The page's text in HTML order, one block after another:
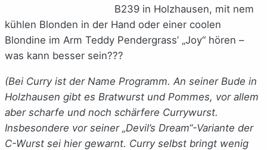
B239 in Holzhausen, mit nem
kühlen Blonden in der Hand oder einer coolen
Blondine im Arm Teddy Pendergrass’ „Joy“ hören –
was kann besser sein???
(Bei Curry ist der Name Programm. An seiner Bude in
Holzhausen gibt es Bratwurst und Pommes, vor allem
aber scharfe und noch schärfere Currywurst.
Insbesondere vor seiner „Devil’s Dream“-Variante der
C-Wurst sei hier gewarnt. Curry selbst bringt wenig